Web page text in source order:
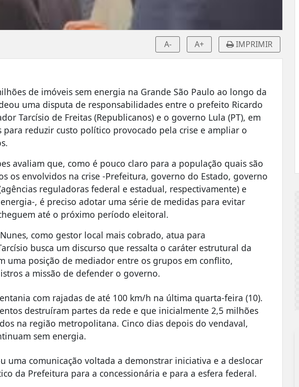
A- A+ IMPRIMIR
de imóveis sem energia na Grande São Paulo ao longo da
uma disputa de responsabilidades entre o prefeito Ricardo
Tarcísio de Freitas (Republicanos) e o governo Lula (PT), em
para reduzir custo político provocado pela crise e ampliar o
avaliam que, como é pouco claro para a população quais são
os envolvidos na crise -Prefeitura, governo do Estado, governo
reguladoras federal e estadual, respectivamente) e
, é preciso adotar uma série de medidas para evitar
até o próximo período eleitoral.
como gestor local mais cobrado, atua para
busca um discurso que ressalta o caráter estrutural da
uma posição de mediador entre os grupos em conflito,
a missão de defender o governo.
com rajadas de até 100 km/h na última quarta-feira (10).
destruíram partes da rede e que inicialmente 2,5 milhões
na região metropolitana. Cinco dias depois do vendaval,
sem energia.
uma comunicação voltada a demonstrar iniciativa e a deslocar
da Prefeitura para a concessionária e para a esfera federal.